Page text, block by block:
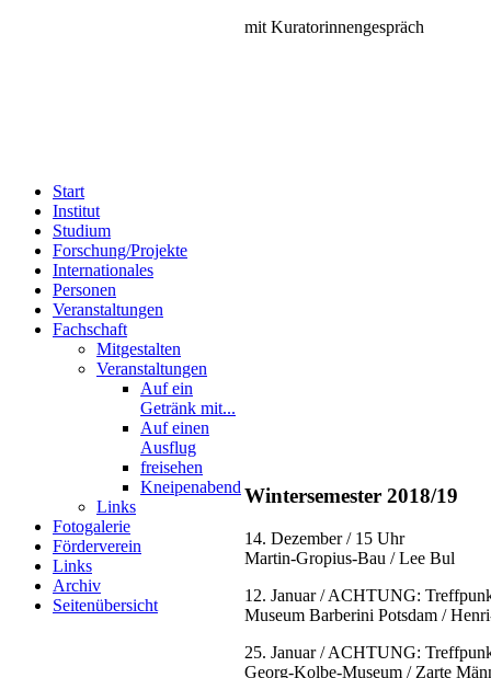
Start
Institut
Studium
Forschung/Projekte
Internationales
Personen
Veranstaltungen
Fachschaft
Mitgestalten
Veranstaltungen
Auf ein
Getränk mit...
Auf einen
Ausflug
freisehen
Kneipenabend
Links
Fotogalerie
Förderverein
Links
Archiv
Seitenübersicht
mit Kuratorinnengespräch
Wintersemester 2018/19
14. Dezember / 15 Uhr
Martin-Gropius-Bau / Lee Bul
12. Januar / ACHTUNG:
Museum Barberini Potsdam /
25. Januar / ACHTUNG:
Georg-Kolbe-Museum / Zarte